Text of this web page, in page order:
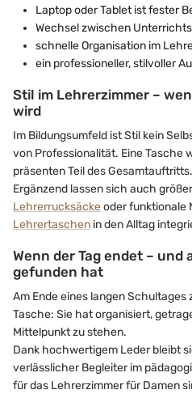
Laptop oder Tablet ist fester
Wechsel zwischen
schnelle Organisation im
ein professioneller, stilvoller
Stil im Lehrerzimmer –
wird
Im Bildungsumfeld ist Stil kein
von Professionalität. Eine Tasche
präsenten Teil des Gesamtauftritts.
Ergänzend lassen sich auch
Lehrerrucksäcke oder funktionale
Lehrertaschen in den Alltag
Wenn der Tag endet – und
gefunden hat
Am Ende eines langen
Tasche: Sie hat organisiert,
Mittelpunkt zu stehen.
Dank hochwertigem Leder bleibt
verlässlicher Begleiter im
für das Lehrerzimmer für Damen